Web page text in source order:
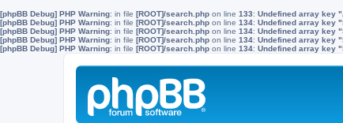
[phpBB Debug] PHP Warning: in file [ROOT]/search.php on line 133: Undefined array key
[phpBB Debug] PHP Warning: in file [ROOT]/search.php on line 134: Undefined array key
[phpBB Debug] PHP Warning: in file [ROOT]/search.php on line 134: Undefined array key
[phpBB Debug] PHP Warning: in file [ROOT]/search.php on line 134: Undefined array key
[phpBB Debug] PHP Warning: in file [ROOT]/search.php on line 134: Undefined array key